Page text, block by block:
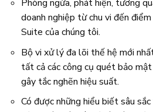
Phòng ngừa, phát hiện, tương
doanh nghiệp từ chu vi đến
Suite của chúng tôi.
Bộ vi xử lý đa lõi thế hệ mới
tất cả các công cụ quét bảo
gây tắc nghẽn hiệu suất.
Có được những hiểu biết sâu